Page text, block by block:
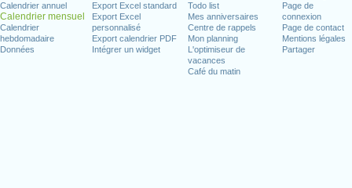
Calendrier annuel
Calendrier mensuel
Calendrier
hebdomadaire
Données
Export Excel standard
Export Excel
personnalisé
Export calendrier PDF
Intégrer un widget
Todo list
Mes anniversaires
Centre de rappels
Mon planning
L'optimiseur de
vacances
Café du matin
Page de
connexion
Page de contact
Mentions légales
Partager